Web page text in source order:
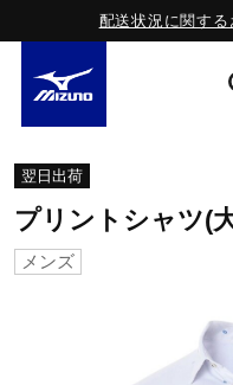
配送状況に関する
翌日出荷
プリントシャツ(
メンズ